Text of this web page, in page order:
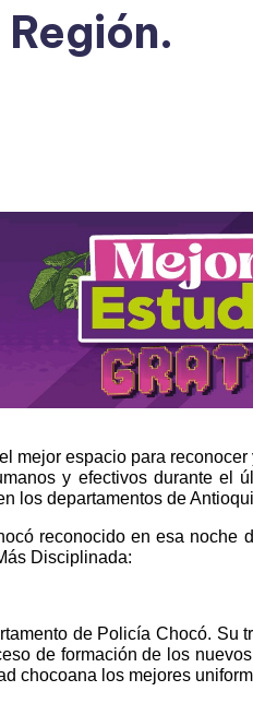
mejor espacio para
y efectivos durante el
los departamentos de
reconocido en esa noche
Disciplinada:
de Policía Chocó. Su
de formación de los
chocoana los mejores